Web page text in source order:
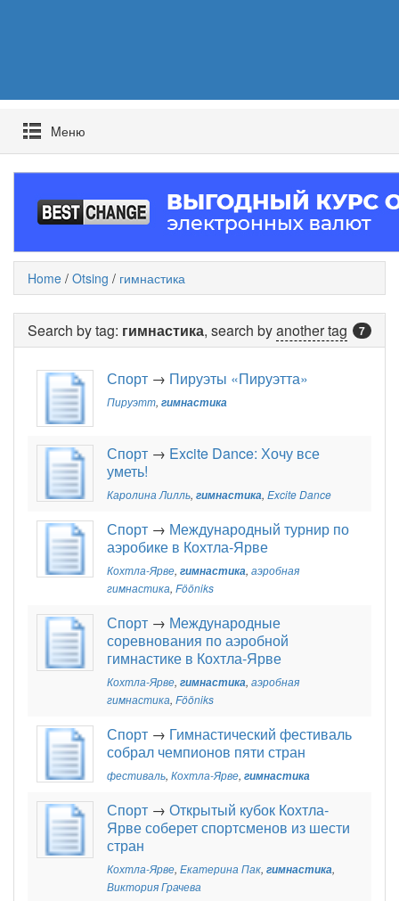
Mеню
Home / Otsing / гимнастика
7
Search by tag: гимнастика, search byanother tag
Спорт → Пируэты «Пируэтта»
Пируэтт, гимнастика
Спорт → Excite Dance: Хочу все
уметь!
Каролина Лилль, гимнастика, Excite Dance
Спорт → Международный турнир по
аэробике в Кохтла-Ярве
Кохтла-Ярве, гимнастика, аэробная
гимнастика, Fööniks
Спорт → Международные
соревнования по аэробной
гимнастике в Кохтла-Ярве
Кохтла-Ярве, гимнастика, аэробная
гимнастика, Fööniks
Спорт → Гимнастический фестиваль
собрал чемпионов пяти стран
фестиваль, Кохтла-Ярве, гимнастика
Спорт → Открытый кубок Кохтла-
Ярве соберет спортсменов из шести
стран
Кохтла-Ярве, Екатерина Пак, гимнастика,
Виктория Грачева